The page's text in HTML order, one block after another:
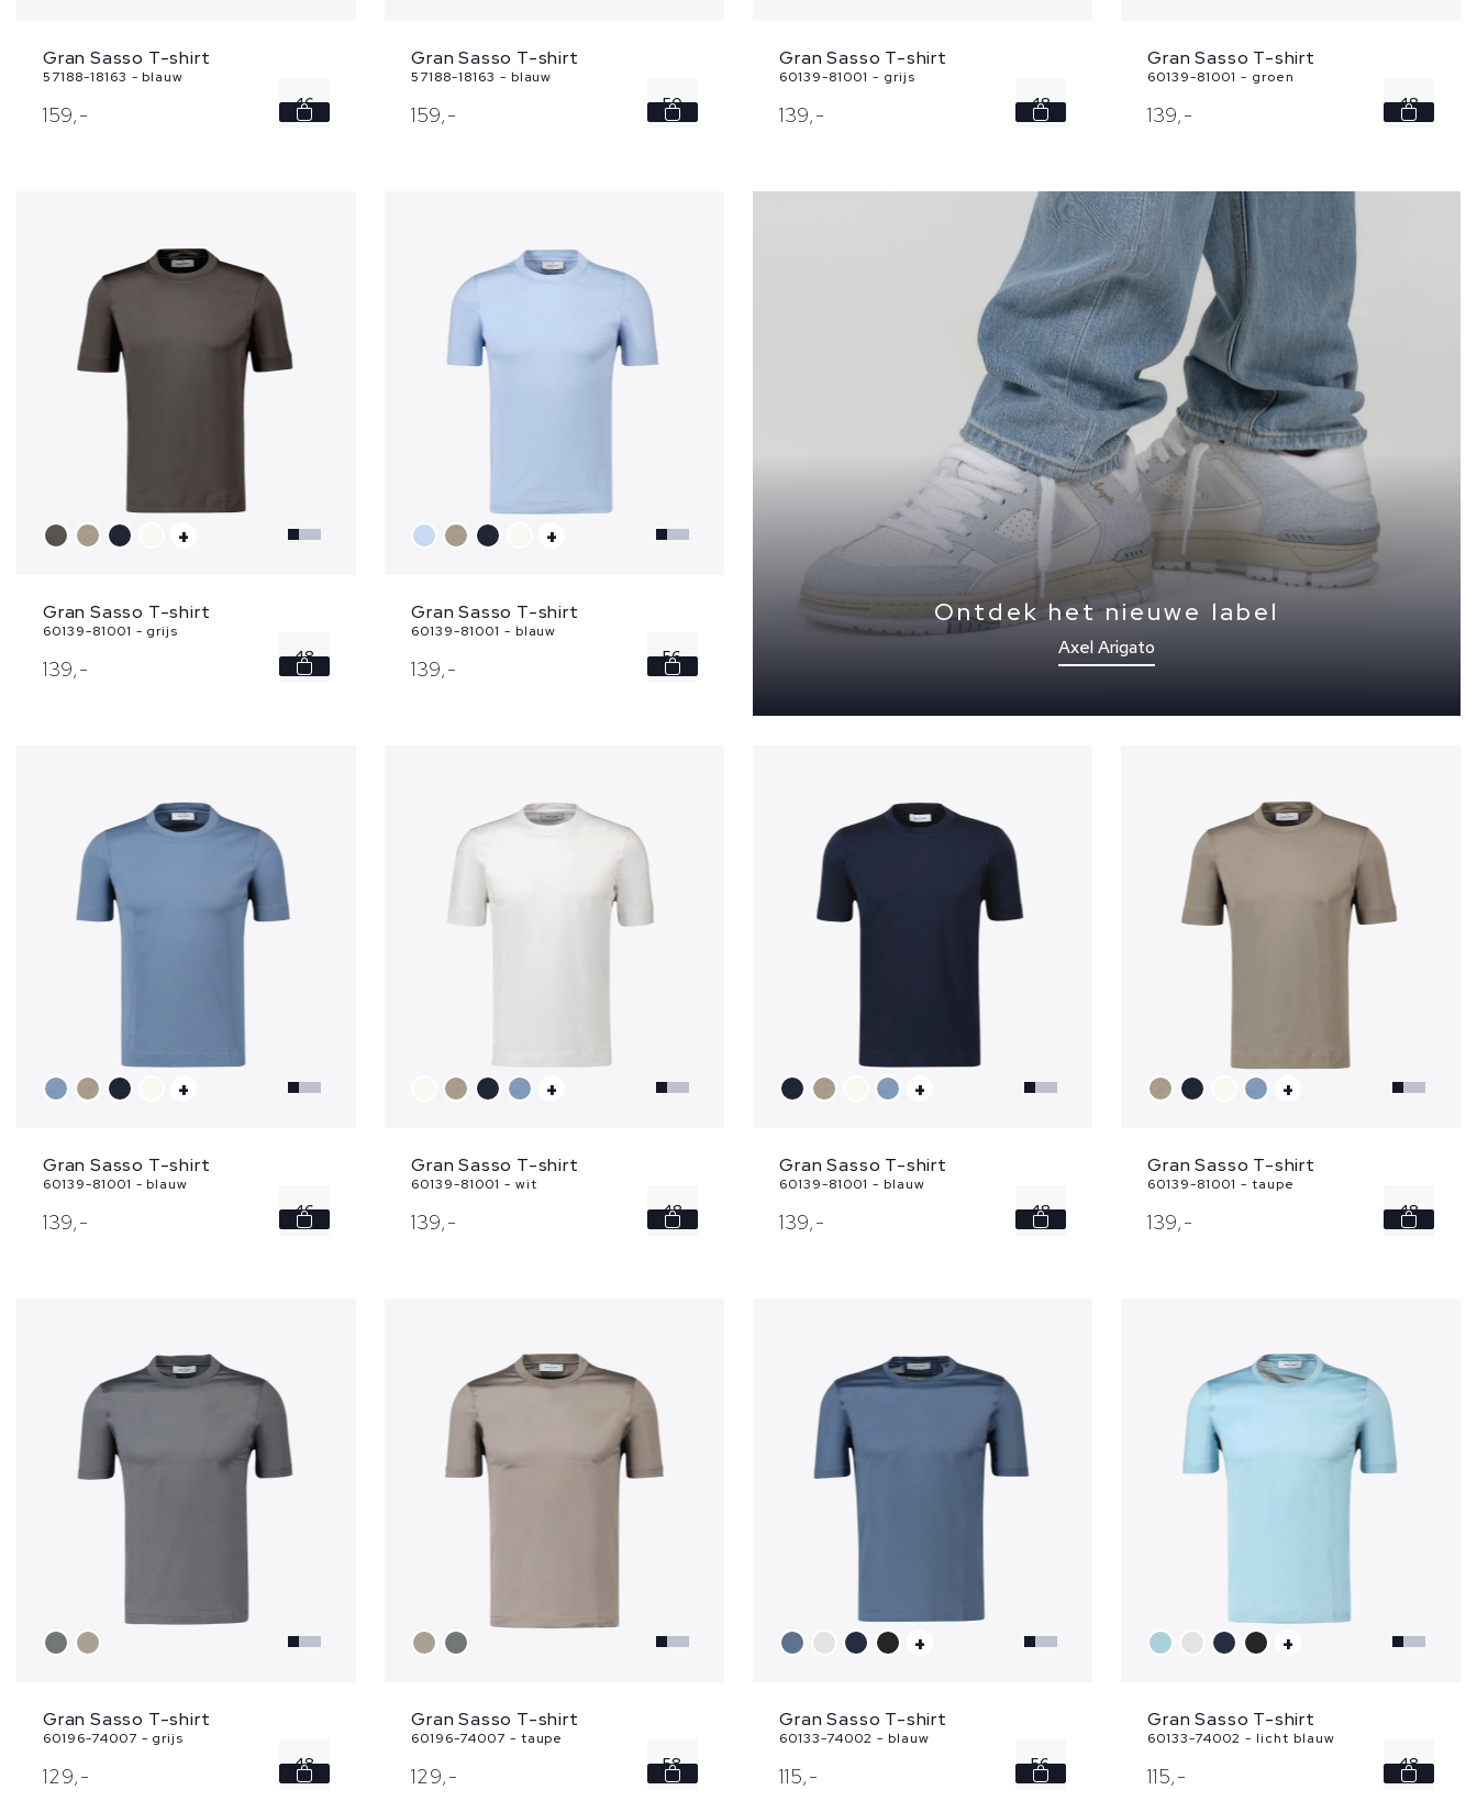
Gran Sasso T-shirt
57188-18163 - blauw
159,- 46
Gran Sasso T-shirt
57188-18163 - blauw
159,- 50
Gran Sasso T-shirt
60139-81001 - grijs
139,- 48
52
54
56
...
Gran Sasso T-shirt
60139-81001 - groen
139,- 48
+
Gran Sasso T-shirt
60139-81001 - grijs
139,- 48
+
Gran Sasso T-shirt
60139-81001 - blauw
139,- 56
Ontdek het nieuwe label
Axel Arigato
+
Gran Sasso T-shirt
60139-81001 - blauw
139,- 46
+
Gran Sasso T-shirt
60139-81001 - wit
139,- 48
+
Gran Sasso T-shirt
60139-81001 - blauw
139,- 48
+
Gran Sasso T-shirt
60139-81001 - taupe
139,- 48
Gran Sasso T-shirt
60196-74007 - grijs
129,- 48
Gran Sasso T-shirt
60196-74007 - taupe
129,- 58
+
Gran Sasso T-shirt
60133-74002 - blauw
115,- 56
+
Gran Sasso T-shirt
60133-74002 - licht blauw
115,- 48